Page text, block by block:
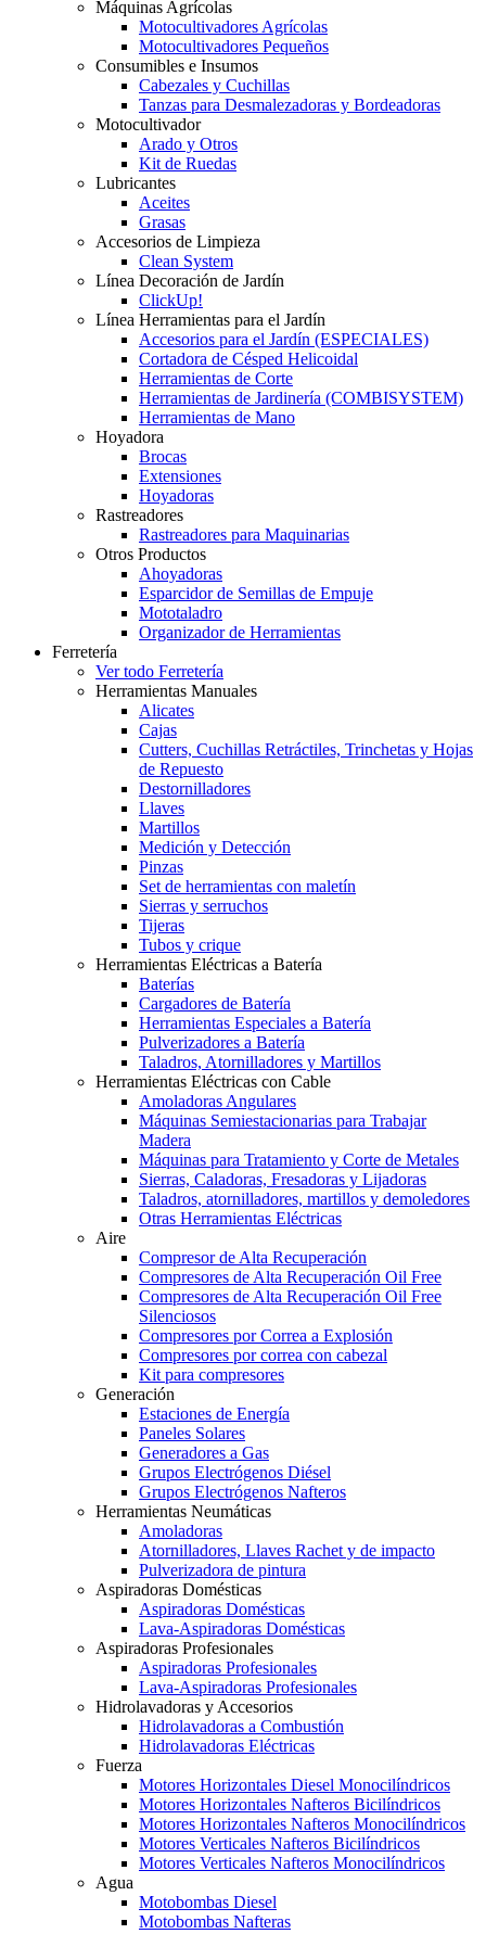
Máquinas Agrícolas
Motocultivadores Agrícolas
Motocultivadores Pequeños
Consumibles e Insumos
Cabezales y Cuchillas
Tanzas para Desmalezadoras y Bordeadoras
Motocultivador
Arado y Otros
Kit de Ruedas
Lubricantes
Aceites
Grasas
Accesorios de Limpieza
Clean System
Línea Decoración de Jardín
ClickUp!
Línea Herramientas para el Jardín
Accesorios para el Jardín (ESPECIALES)
Cortadora de Césped Helicoidal
Herramientas de Corte
Herramientas de Jardinería (COMBISYSTEM)
Herramientas de Mano
Hoyadora
Brocas
Extensiones
Hoyadoras
Rastreadores
Rastreadores para Maquinarias
Otros Productos
Ahoyadoras
Esparcidor de Semillas de Empuje
Mototaladro
Organizador de Herramientas
Ferretería
Ver todo Ferretería
Herramientas Manuales
Alicates
Cajas
Cutters, Cuchillas Retráctiles, Trinchetas y Hojas
de Repuesto
Destornilladores
Llaves
Martillos
Medición y Detección
Pinzas
Set de herramientas con maletín
Sierras y serruchos
Tijeras
Tubos y crique
Herramientas Eléctricas a Batería
Baterías
Cargadores de Batería
Herramientas Especiales a Batería
Pulverizadores a Batería
Taladros, Atornilladores y Martillos
Herramientas Eléctricas con Cable
Amoladoras Angulares
Máquinas Semiestacionarias para Trabajar
Madera
Máquinas para Tratamiento y Corte de Metales
Sierras, Caladoras, Fresadoras y Lijadoras
Taladros, atornilladores, martillos y demoledores
Otras Herramientas Eléctricas
Aire
Compresor de Alta Recuperación
Compresores de Alta Recuperación Oil Free
Compresores de Alta Recuperación Oil Free
Silenciosos
Compresores por Correa a Explosión
Compresores por correa con cabezal
Kit para compresores
Generación
Estaciones de Energía
Paneles Solares
Generadores a Gas
Grupos Electrógenos Diésel
Grupos Electrógenos Nafteros
Herramientas Neumáticas
Amoladoras
Atornilladores, Llaves Rachet y de impacto
Pulverizadora de pintura
Aspiradoras Domésticas
Aspiradoras Domésticas
Lava-Aspiradoras Domésticas
Aspiradoras Profesionales
Aspiradoras Profesionales
Lava-Aspiradoras Profesionales
Hidrolavadoras y Accesorios
Hidrolavadoras a Combustión
Hidrolavadoras Eléctricas
Fuerza
Motores Horizontales Diesel Monocilíndricos
Motores Horizontales Nafteros Bicilíndricos
Motores Horizontales Nafteros Monocilíndricos
Motores Verticales Nafteros Bicilíndricos
Motores Verticales Nafteros Monocilíndricos
Agua
Motobombas Diesel
Motobombas Nafteras